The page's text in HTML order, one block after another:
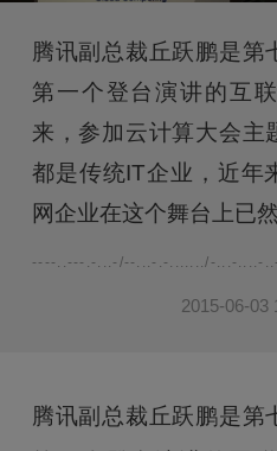
腾讯副总裁丘跃鹏是第
第一个登台演讲的互
来，参加云计算大会主
都是传统IT企业，近年
网企业在这个舞台上已
----..---.-...-/--...-.-......./-...-....-
2015-06-03
腾讯副总裁丘跃鹏是第